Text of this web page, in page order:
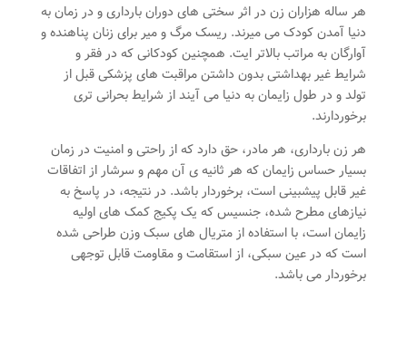
هر ساله هزاران زن در اثر سختی های دوران بارداری و در زمان به
دنیا آمدن کودک می میرند. ریسک مرگ و میر برای زنان پناهنده و
آوارگان به مراتب بالاتر ایت. همچنین کودکانی که در فقر و
شرایط غیر بهداشتی بدون داشتن مراقبت های پزشکی قبل از
تولد و در طول زایمان به دنیا می آیند از شرایط بحرانی تری
برخوردارند.
هر زن بارداری، هر مادر، حق دارد که از راحتی و امنیت در زمان
بسیار حساس زایمان که هر ثانیه ی آن مهم و سرشار از اتفاقات
غیر قابل پیشبینی است، برخوردار باشد. در نتیجه، در پاسخ به
نیازهای مطرح شده، جنسیس که یک پکیج کمک های اولیه
زایمان است، با استفاده از متریال های سبک وزن طراحی شده
است که در عین سبکی، از استقامت و مقاومت قابل توجهی
برخوردار می باشد.